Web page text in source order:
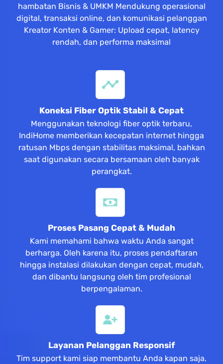
hambatan Bisnis & UMKM Mendukung operasional
digital, transaksi online, dan komunikasi pelanggan
Kreator Konten & Gamer: Upload cepat, latency
rendah, dan performa maksimal
Koneksi Fiber Optik Stabil & Cepat
Menggunakan teknologi fiber optik terbaru,
IndiHome memberikan kecepatan internet hingga
ratusan Mbps dengan stabilitas maksimal, bahkan
saat digunakan secara bersamaan oleh banyak
perangkat.
Proses Pasang Cepat & Mudah
Kami memahami bahwa waktu Anda sangat
berharga. Oleh karena itu, proses pendaftaran
hingga instalasi dilakukan dengan cepat, mudah,
dan dibantu langsung oleh tim profesional
berpengalaman.
Layanan Pelanggan Responsif
Tim support kami siap membantu Anda kapan saja,